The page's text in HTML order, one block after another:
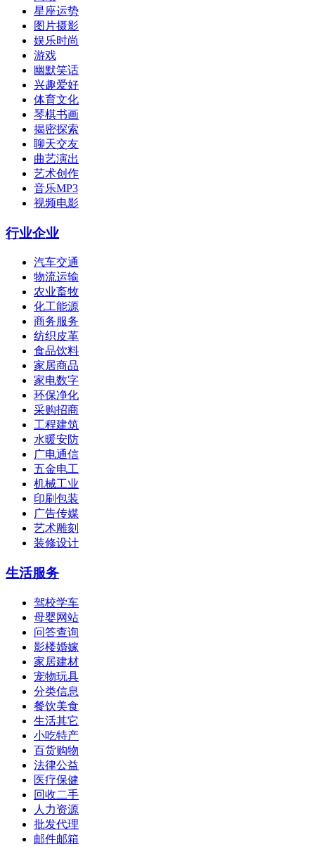
星座运势
图片摄影
娱乐时尚
游戏
幽默笑话
兴趣爱好
体育文化
琴棋书画
揭密探索
聊天交友
曲艺演出
艺术创作
音乐MP3
视频电影
行业企业
汽车交通
物流运输
农业畜牧
化工能源
商务服务
纺织皮革
食品饮料
家居商品
家电数字
环保净化
采购招商
工程建筑
水暖安防
广电通信
五金电工
机械工业
印刷包装
广告传媒
艺术雕刻
装修设计
生活服务
驾校学车
母婴网站
问答查询
影楼婚嫁
家居建材
宠物玩具
分类信息
餐饮美食
生活其它
小吃特产
百货购物
法律公益
医疗保健
回收二手
人力资源
批发代理
邮件邮箱